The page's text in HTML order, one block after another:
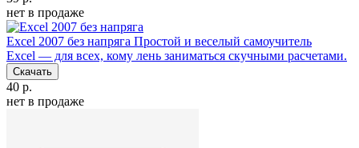
нет в продаже
Excel 2007 без напряга Простой и веселый самоучитель
Excel — для всех, кому лень заниматься скучными расчетами.
Скачать
40 р.
нет в продаже